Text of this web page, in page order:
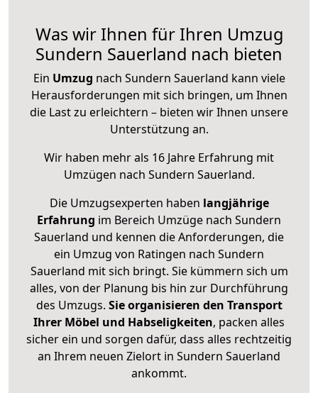
Was wir Ihnen für Ihren Umzug
Sundern Sauerland nach bieten
Ein Umzug nach Sundern Sauerland kann viele
Herausforderungen mit sich bringen, um Ihnen
die Last zu erleichtern – bieten wir Ihnen unsere
Unterstützung an.
Wir haben mehr als 16 Jahre Erfahrung mit
Umzügen nach Sundern Sauerland.
Die Umzugsexperten haben langjährige
Erfahrung im Bereich Umzüge nach Sundern
Sauerland und kennen die Anforderungen, die
ein Umzug von Ratingen nach Sundern
Sauerland mit sich bringt. Sie kümmern sich um
alles, von der Planung bis hin zur Durchführung
des Umzugs. Sie organisieren den Transport
Ihrer Möbel und Habseligkeiten, packen alles
sicher ein und sorgen dafür, dass alles rechtzeitig
an Ihrem neuen Zielort in Sundern Sauerland
ankommt.